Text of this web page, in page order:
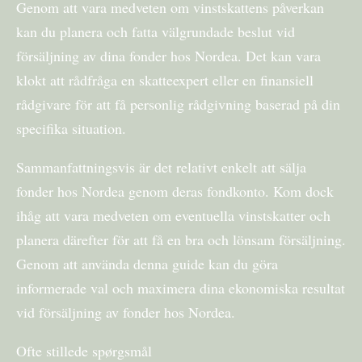
Genom att vara medveten om vinstskattens påverkan
kan du planera och fatta välgrundade beslut vid
försäljning av dina fonder hos Nordea. Det kan vara
klokt att rådfråga en skatteexpert eller en finansiell
rådgivare för att få personlig rådgivning baserad på din
specifika situation.
Sammanfattningsvis är det relativt enkelt att sälja
fonder hos Nordea genom deras fondkonto. Kom dock
ihåg att vara medveten om eventuella vinstskatter och
planera därefter för att få en bra och lönsam försäljning.
Genom att använda denna guide kan du göra
informerade val och maximera dina ekonomiska resultat
vid försäljning av fonder hos Nordea.
Ofte stillede spørgsmål